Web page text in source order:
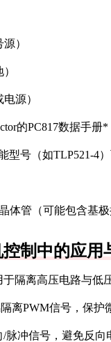
）
源）
的PC817数据手册*
型号（如TLP521-4
体管（可能包含基极
制中的应用
隔离高压电路与低
离PWM信号，保护
冲信号，避免反向